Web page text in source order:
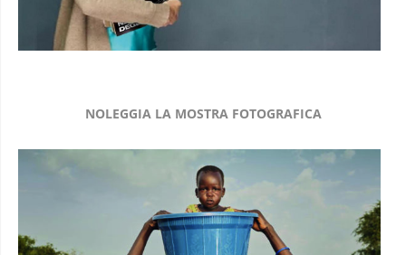
NOLEGGIA LA MOSTRA FOTOGRAFICA